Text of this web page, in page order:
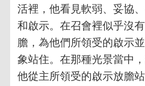
活裡，他看見軟弱、妥協
和啟示。在召會裡似乎沒
膽，為他們所領受的啟示
象站住。在那種光景當中
他從主所領受的啟示放膽